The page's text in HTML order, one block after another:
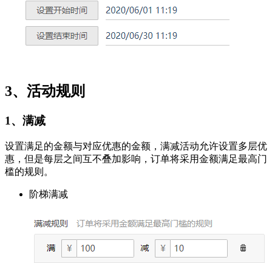
3、活动规则
1、满减
设置满足的金额与对应优惠的金额，满减活动允许设置多层优
惠，但是每层之间互不叠加影响，订单将采用金额满足最高门
槛的规则。
阶梯满减